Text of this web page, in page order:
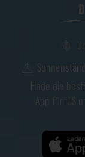
Finde die
App für iOS